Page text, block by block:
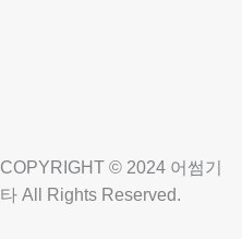
COPYRIGHT © 2024 어썸기
타 All Rights Reserved.